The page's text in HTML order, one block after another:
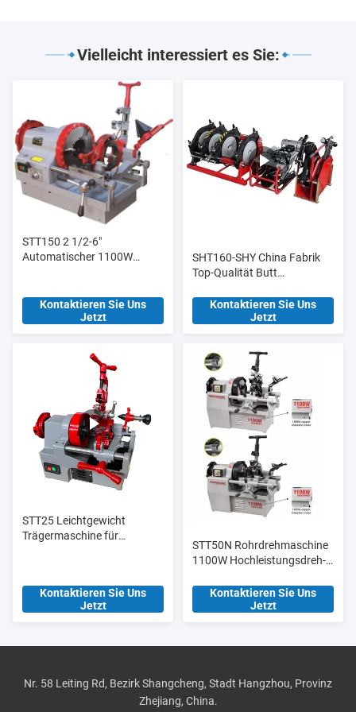
Vielleicht interessiert es Sie:
STT150 2 1/2-6"
Automatischer 1100W
Hochleistungsmodell
Kontaktieren Sie Uns
Jetzt
SHT160-SHY China Fabrik
Top-Qualität Butt
Fusion Verbindung für
Baustoffgeschäfte
Kontaktieren Sie Uns
Jetzt
STT25 Leichtgewicht
Trägermaschine für
Kontaktieren Sie Uns
Jetzt
STT50N Rohrdrehmaschine
1100W Hochleistungsdreh-
Kontaktieren Sie Uns
Jetzt
Nr. 58 Leiting Rd, Bezirk Shangcheng, Stadt Hangzhou, Provinz
Zhejiang, China.